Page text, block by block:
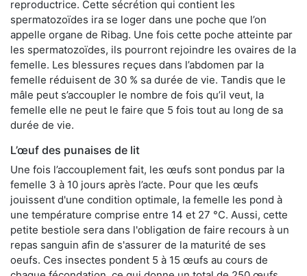
reproductrice. Cette sécrétion qui contient les
spermatozoïdes ira se loger dans une poche que l’on
appelle organe de Ribag. Une fois cette poche atteinte par
les spermatozoïdes, ils pourront rejoindre les ovaires de la
femelle. Les blessures reçues dans l’abdomen par la
femelle réduisent de 30 % sa durée de vie. Tandis que le
mâle peut s’accoupler le nombre de fois qu’il veut, la
femelle elle ne peut le faire que 5 fois tout au long de sa
durée de vie.
L’œuf des punaises de lit
Une fois l’accouplement fait, les œufs sont pondus par la
femelle 3 à 10 jours après l’acte. Pour que les œufs
jouissent d'une condition optimale, la femelle les pond à
une température comprise entre 14 et 27 °C. Aussi, cette
petite bestiole sera dans l'obligation de faire recours à un
repas sanguin afin de s'assurer de la maturité de ses
oeufs. Ces insectes pondent 5 à 15 œufs au cours de